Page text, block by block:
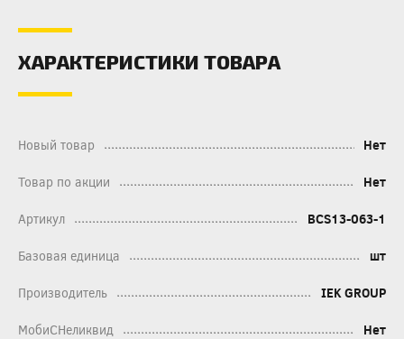
ХАРАКТЕРИСТИКИ ТОВАРА
Новый товар Нет
Товар по акции Нет
Артикул BCS13-063-1
Базовая единица шт
Производитель IEK GROUP
МобиСНеликвид Нет